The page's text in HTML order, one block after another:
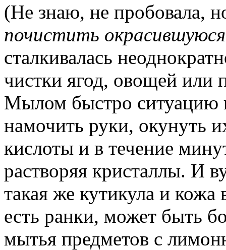
(Не знаю, не пробовала,
почистить
сталкивалась
чистки ягод, овощей или
Мылом быстро ситуацию
намочить руки, окунуть
кислоты и в течение
растворяя кристаллы. И
такая же кутикула и
есть ранки, может быть
мытья предметов с